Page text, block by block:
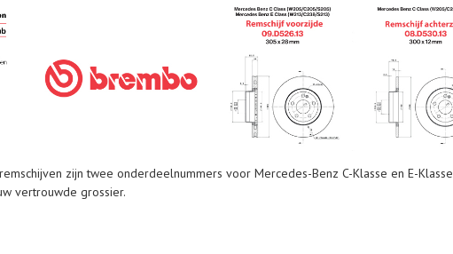
zijn twee onderdeelnummers voor Mercedes-Benz C-Klasse en E-Klasse
vertrouwde grossier.